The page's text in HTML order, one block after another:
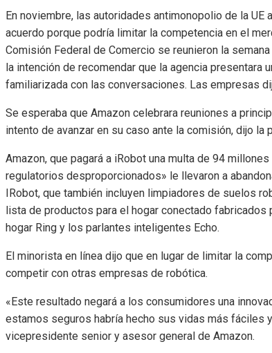
En noviembre, las autoridades antimonopolio de la
acuerdo porque podría limitar la competencia en el
Comisión Federal de Comercio se reunieron la
la intención de recomendar que la agencia presentara
familiarizada con las conversaciones. Las empresas
Se esperaba que Amazon celebrara reuniones a
intento de avanzar en su caso ante la comisión, dijo la
Amazon, que pagará a iRobot una multa de 94
regulatorios desproporcionados» le llevaron a
IRobot, que también incluyen limpiadores de suelos
lista de productos para el hogar conectado
hogar Ring y los parlantes inteligentes Echo.
El minorista en línea dijo que en lugar de limitar la
competir con otras empresas de robótica.
«Este resultado negará a los consumidores una
estamos seguros habría hecho sus vidas más fáciles
vicepresidente senior y asesor general de Amazon.